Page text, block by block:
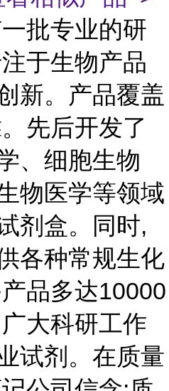
批专业的研
于生物产品
新。产品覆盖
先后开发了
、细胞生物
物医学等领域
剂盒。同时,
各种常规生化
品多达10000
大科研工作
试剂。在质量